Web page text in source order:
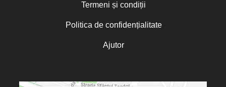
Termeni și condiții
Politica de confidențialitate
Ajutor